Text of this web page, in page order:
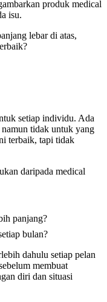
produk medical
isu.
lebar di atas,
setiap individu. Ada
namun tidak untuk yang
terbaik, tapi tidak
daripada medical
panjang?
bulan?
dahulu setiap pelan
membuat
diri dan situasi